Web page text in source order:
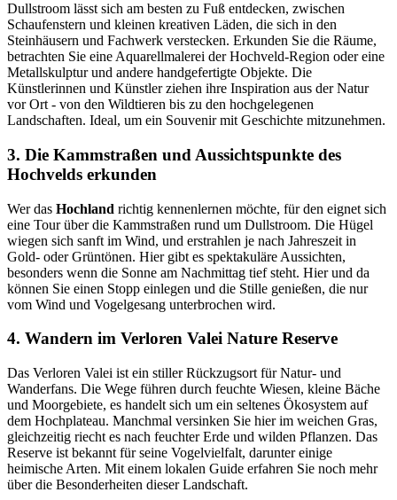
Dullstroom lässt sich am besten zu Fuß entdecken, zwischen
Schaufenstern und kleinen kreativen Läden, die sich in den
Steinhäusern und Fachwerk verstecken. Erkunden Sie die Räume,
betrachten Sie eine Aquarellmalerei der Hochveld-Region oder eine
Metallskulptur und andere handgefertigte Objekte. Die
Künstlerinnen und Künstler ziehen ihre Inspiration aus der Natur
vor Ort - von den Wildtieren bis zu den hochgelegenen
Landschaften. Ideal, um ein Souvenir mit Geschichte mitzunehmen.
3. Die Kammstraßen und Aussichtspunkte des
Hochvelds erkunden
Wer das Hochland richtig kennenlernen möchte, für den eignet sich
eine Tour über die Kammstraßen rund um Dullstroom. Die Hügel
wiegen sich sanft im Wind, und erstrahlen je nach Jahreszeit in
Gold- oder Grüntönen. Hier gibt es spektakuläre Aussichten,
besonders wenn die Sonne am Nachmittag tief steht. Hier und da
können Sie einen Stopp einlegen und die Stille genießen, die nur
vom Wind und Vogelgesang unterbrochen wird.
4. Wandern im Verloren Valei Nature Reserve
Das Verloren Valei ist ein stiller Rückzugsort für Natur- und
Wanderfans. Die Wege führen durch feuchte Wiesen, kleine Bäche
und Moorgebiete, es handelt sich um ein seltenes Ökosystem auf
dem Hochplateau. Manchmal versinken Sie hier im weichen Gras,
gleichzeitig riecht es nach feuchter Erde und wilden Pflanzen. Das
Reserve ist bekannt für seine Vogelvielfalt, darunter einige
heimische Arten. Mit einem lokalen Guide erfahren Sie noch mehr
über die Besonderheiten dieser Landschaft.